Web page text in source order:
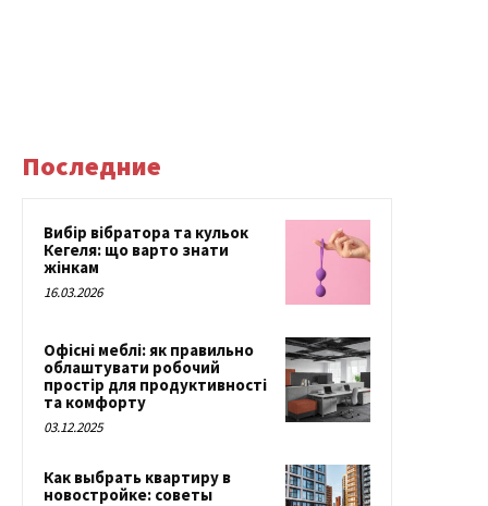
Последние
Вибір вібратора та кульок
Кегеля: що варто знати
жінкам
16.03.2026
Офісні меблі: як правильно
облаштувати робочий
простір для продуктивності
та комфорту
03.12.2025
Как выбрать квартиру в
новостройке: советы